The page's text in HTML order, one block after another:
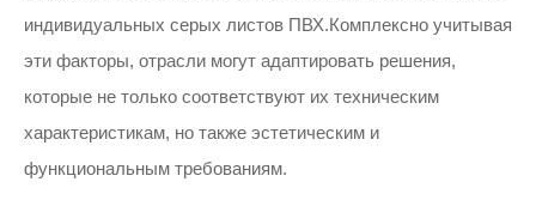
индивидуальных серых листов ПВХ.Комплексно учитывая
эти факторы, отрасли могут адаптировать решения,
которые не только соответствуют их техническим
характеристикам, но также эстетическим и
функциональным требованиям.